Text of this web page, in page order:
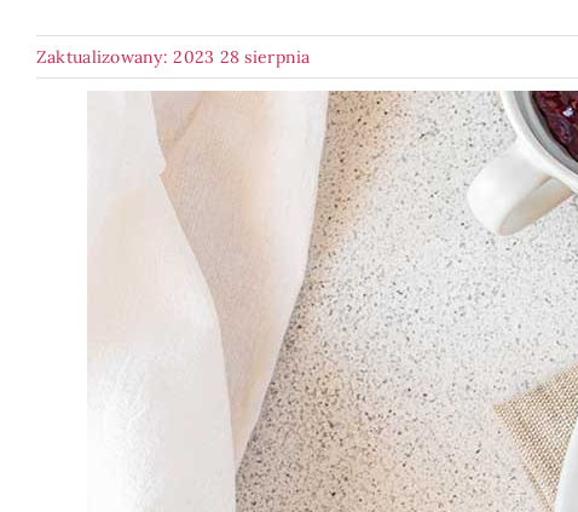
Zaktualizowany: 2023 28 sierpnia